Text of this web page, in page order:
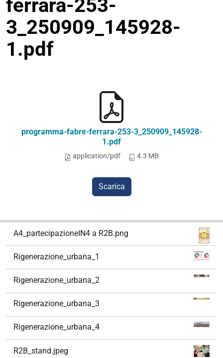
ferrara-253-
3_250909_145928-
1.pdf
programma-fabre-ferrara-253-3_250909_145928-
1.pdf
application/pdf 4.3 MB
Scarica
A4_partecipazioneIN4 a R2B.png
Rigenerazione_urbana_1
Rigenerazione_urbana_2
Rigenerazione_urbana_3
Rigenerazione_urbana_4
R2B_stand.jpeg